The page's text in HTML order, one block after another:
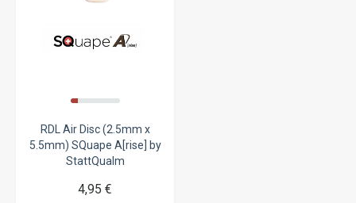
RDL Air Disc (2.5mm x
5.5mm) SQuape A[rise] by
StattQualm
4,95 €